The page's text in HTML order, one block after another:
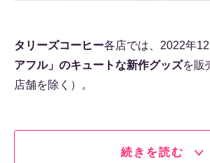
タリーズコーヒー各店では、2022年12
アフル」のキュートな新作グッズを販
店舗を除く）。
続きを読む